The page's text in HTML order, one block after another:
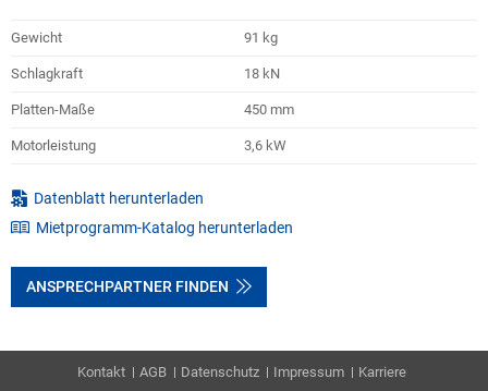
Gewicht 91 kg
Schlagkraft 18 kN
Platten-Maße 450 mm
Motorleistung 3,6 kW
Datenblatt herunterladen
Mietprogramm-Katalog herunterladen
ANSPRECHPARTNER FINDEN
Kontakt AGB Datenschutz Impressum Karriere